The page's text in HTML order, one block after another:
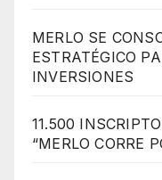
MERLO SE
ESTRATÉGICO
INVERSIONES
11.500
“MERLO CORRE